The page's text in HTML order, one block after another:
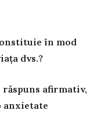
în mod
dvs.?
afirmativ,
anxietate